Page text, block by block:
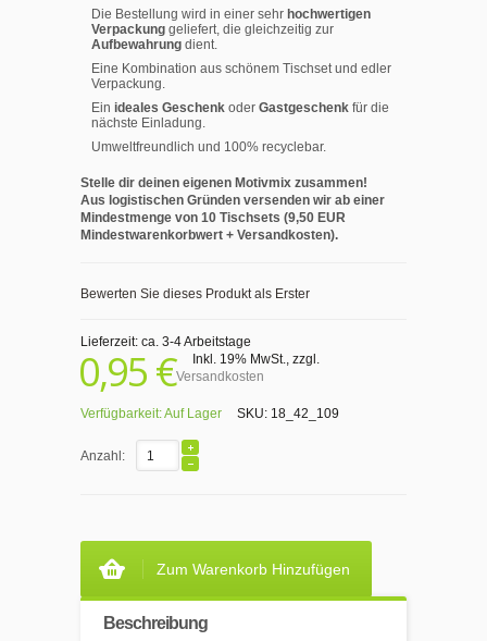
Die Bestellung wird in einer sehr hochwertigen
Verpackung geliefert, die gleichzeitig zur
Aufbewahrung dient.
Eine Kombination aus schönem Tischset und edler
Verpackung.
Ein ideales Geschenk oder Gastgeschenk für die
nächste Einladung.
Umweltfreundlich und 100% recyclebar.
Stelle dir deinen eigenen Motivmix zusammen!
Aus logistischen Gründen versenden wir ab einer
Mindestmenge von 10 Tischsets (9,50 EUR
Mindestwarenkorbwert + Versandkosten).
Bewerten Sie dieses Produkt als Erster
Lieferzeit: ca. 3-4 Arbeitstage
0,95 € Inkl. 19% MwSt., zzgl.
Versandkosten
Verfügbarkeit:Auf Lager SKU: 18_42_109
Anzahl:
Zum Warenkorb Hinzufügen
Beschreibung